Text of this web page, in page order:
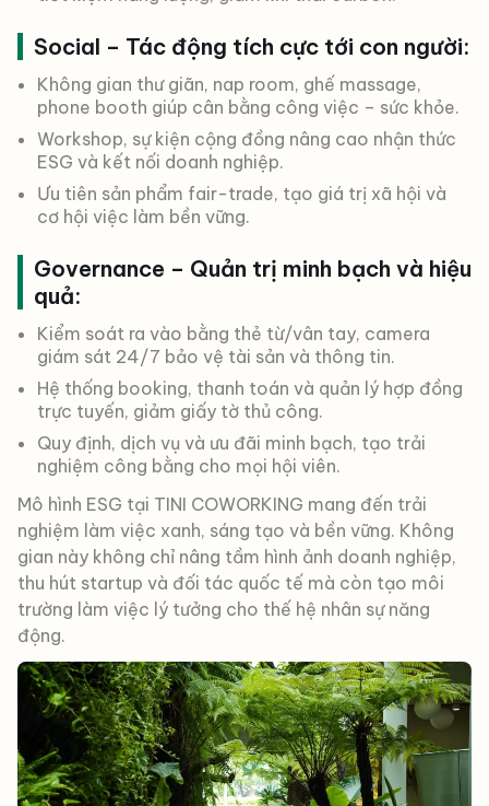
Social – Tác động tích cực tới con người:
Không gian thư giãn, nap room, ghế massage,
phone booth giúp cân bằng công việc – sức khỏe.
Workshop, sự kiện cộng đồng nâng cao nhận thức
ESG và kết nối doanh nghiệp.
Ưu tiên sản phẩm fair-trade, tạo giá trị xã hội và
cơ hội việc làm bền vững.
Governance – Quản trị minh bạch và hiệu
quả:
Kiểm soát ra vào bằng thẻ từ/vân tay, camera
giám sát 24/7 bảo vệ tài sản và thông tin.
Hệ thống booking, thanh toán và quản lý hợp đồng
trực tuyến, giảm giấy tờ thủ công.
Quy định, dịch vụ và ưu đãi minh bạch, tạo trải
nghiệm công bằng cho mọi hội viên.
Mô hình ESG tại TINI COWORKING mang đến trải
nghiệm làm việc xanh, sáng tạo và bền vững. Không
gian này không chỉ nâng tầm hình ảnh doanh nghiệp,
thu hút startup và đối tác quốc tế mà còn tạo môi
trường làm việc lý tưởng cho thế hệ nhân sự năng
động.